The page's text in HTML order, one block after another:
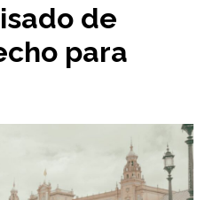
de
para